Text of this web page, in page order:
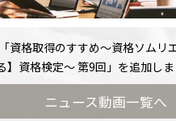
ニュース動画一覧へ
資格取得のすすめ〜資格ソムリ
】資格検定～ 第9回」を追加しま